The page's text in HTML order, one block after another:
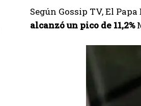
Según Gossip TV, El
alcanzó un pico de 11,2%